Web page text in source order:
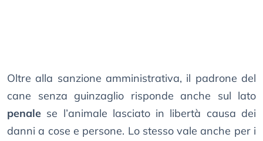
Oltre alla sanzione amministrativa, il padrone del
cane senza guinzaglio risponde anche sul lato
penale se l’animale lasciato in libertà causa dei
danni a cose e persone. Lo stesso vale anche per i